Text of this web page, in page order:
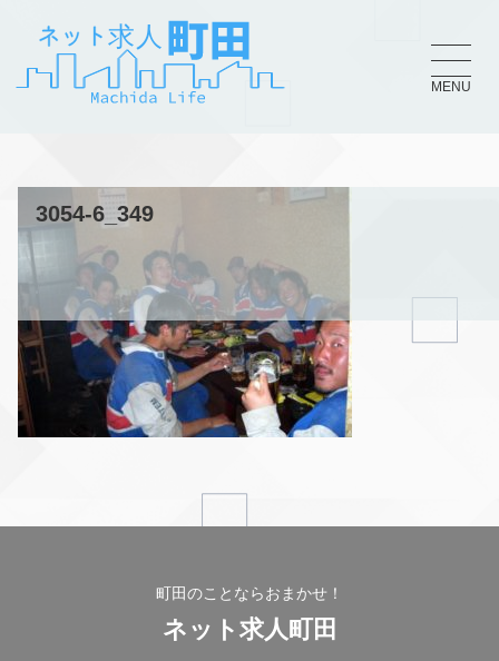
MENU
3054-6_349
町田のことならおまかせ！
ネット求人町田